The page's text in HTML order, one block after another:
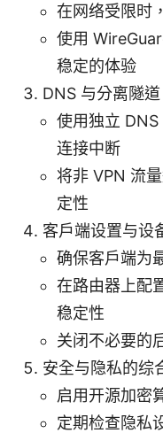
在网络受限时
使用
稳定的体验
DNS 与分离隧道
使用独立
连接中断
将非 VPN 流
定性
客户端设置与设
确保客户端为
在路由器上配
稳定性
关闭不必要的
安全与隐私的综
启用开源加密
定期检查隐私